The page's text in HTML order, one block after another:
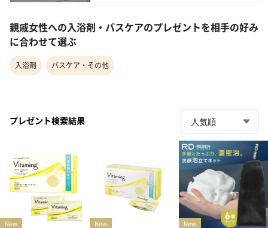
親戚女性への入浴剤・バスケアのプレゼントを相手の好み
に合わせて選ぶ
入浴剤 バスケア・その他
プレゼント検索結果